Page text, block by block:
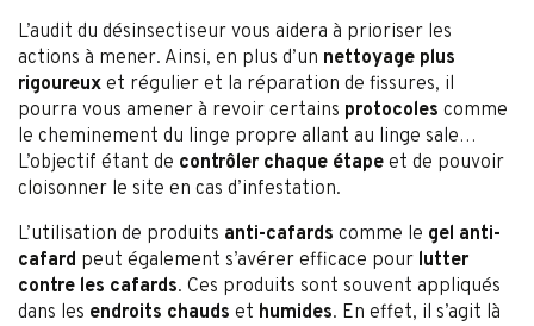
L’audit du désinsectiseur vous aidera à prioriser les
actions à mener. Ainsi, en plus d’un nettoyage plus
rigoureux et régulier et la réparation de fissures, il
pourra vous amener à revoir certains protocoles comme
le cheminement du linge propre allant au linge sale…
L’objectif étant de contrôler chaque étape et de pouvoir
cloisonner le site en cas d’infestation.
L’utilisation de produits anti-cafards comme le gel anti-
cafard peut également s’avérer efficace pour lutter
contre les cafards. Ces produits sont souvent appliqués
dans les endroits chauds et humides. En effet, il s’agit là